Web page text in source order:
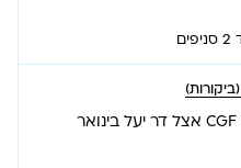
התחלתי טיפולי אנטי אייג׳ינג כולל CGF אצל דר יעל בינואר